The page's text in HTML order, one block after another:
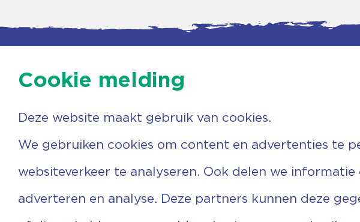
Agenda
Nieuwsbrief
Vrijwilligers
Steun ons
Contactgegevens
7731 PA Ommen
0529 455 767
info@vechtgenoten.nl
Cookie melding
Deze website maakt gebruik van cookies.
We gebruiken cookies om content en advertenties te
websiteverkeer te analyseren. Ook delen we
adverteren en analyse. Deze partners kunnen deze